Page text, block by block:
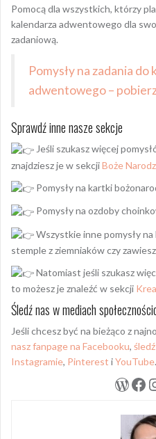
Pomocą dla wszystkich, którzy
kalendarza adwentowego dla
zadaniową.
Pomysły na zadania do
adwentowego –
Sprawdź inne nasze sekcje
Jeśli szukasz więcej
znajdziesz je w sekcjiBoże
Pomysły na kartki
Pomysły na ozdoby
Wszystkie inne pomysły
stemple z ziemniaków czy
Natomiast jeśli szukasz
to możesz je znaleźć w sekcji
Śledź nas w mediach
Jeśli chcesz być na bieżąco z
nasz fanpage na Facebooku,
Instagramie, Pinterest iYouTube.